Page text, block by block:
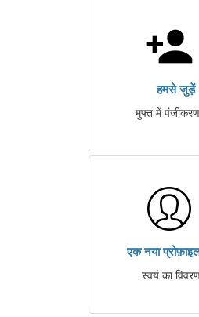
हमसे जुड़ें
मुफ्त में
एक नया
स्वयं का